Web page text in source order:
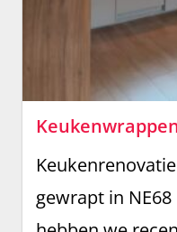
gewrapt in